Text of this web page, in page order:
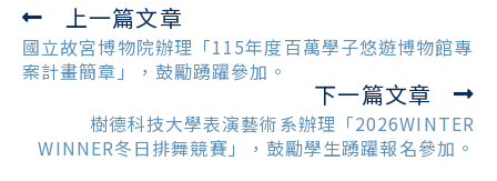
Read
more
articles
上一篇文章
國立故宮博物院辦理「115年度百萬學子悠遊博物館專
案計畫簡章」，鼓勵踴躍參加。
下一篇文章
樹德科技大學表演藝術系辦理「2026WINTER
WINNER冬日排舞競賽」，鼓勵學生踴躍報名參加。